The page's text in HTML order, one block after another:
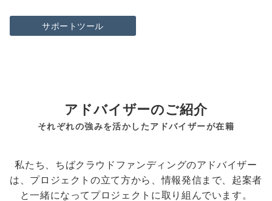
サポートツール
アドバイザーのご紹介
それぞれの強みを活かしたアドバイザーが在籍
私たち、ちばクラウドファンディングのアドバイザー
は、プロジェクトの立て方から、情報発信まで、起案者
と一緒になってプロジェクトに取り組んでいます。